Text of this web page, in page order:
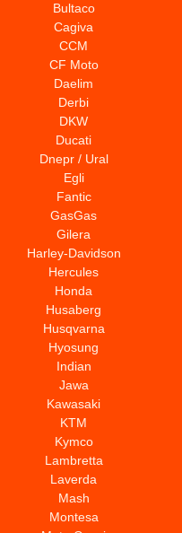
Bultaco
Cagiva
CCM
CF Moto
Daelim
Derbi
DKW
Ducati
Dnepr / Ural
Egli
Fantic
GasGas
Gilera
Harley-Davidson
Hercules
Honda
Husaberg
Husqvarna
Hyosung
Indian
Jawa
Kawasaki
KTM
Kymco
Lambretta
Laverda
Mash
Montesa